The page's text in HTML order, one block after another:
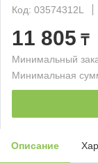
Код: 03574312L
11 805 ₸
Минимальный
Минимальная
Описание